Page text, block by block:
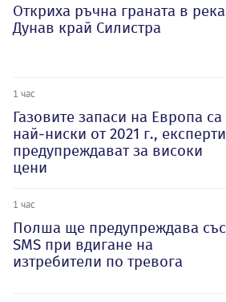
Откриха ръчна граната в река
Дунав край Силистра
1 час
Газовите запаси на Европа са
най-ниски от 2021 г., експерти
предупреждават за високи
цени
1 час
Полша ще предупреждава със
SMS при вдигане на
изтребители по тревога